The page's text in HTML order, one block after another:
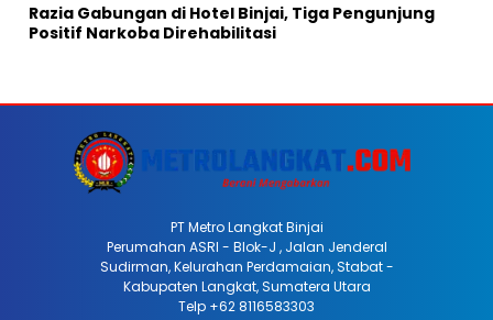
Razia Gabungan di Hotel Binjai, Tiga Pengunjung
Positif Narkoba Direhabilitasi
PT Metro Langkat Binjai
Perumahan ASRI - Blok-J , Jalan Jenderal
Sudirman, Kelurahan Perdamaian, Stabat -
Kabupaten Langkat, Sumatera Utara
Telp +62 8116583303